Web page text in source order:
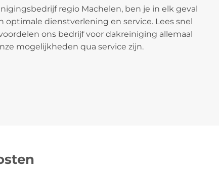
regio Machelen, ben je in elk geval
optimale dienstverlening en service. Lees snel
ons bedrijf voor dakreiniging allemaal
mogelijkheden qua service zijn.